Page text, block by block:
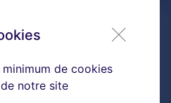
de cookies
notre site